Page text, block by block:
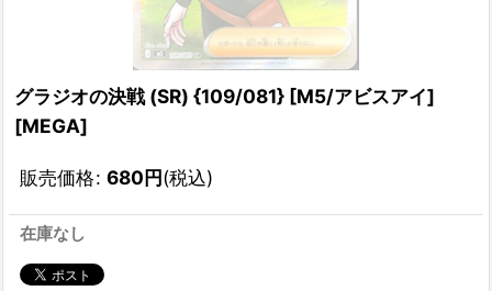
グラジオの決戦 (SR) {109/081} [M5/アビスアイ]
[MEGA]
販売価格: 680円(税込)
在庫なし